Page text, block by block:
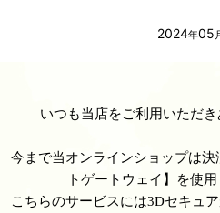
2024年05
いつも当店をご利用いただき
今まで当オンラインショップは
トゲートウェイ】を使
こちらのサービスには3Dセキュ